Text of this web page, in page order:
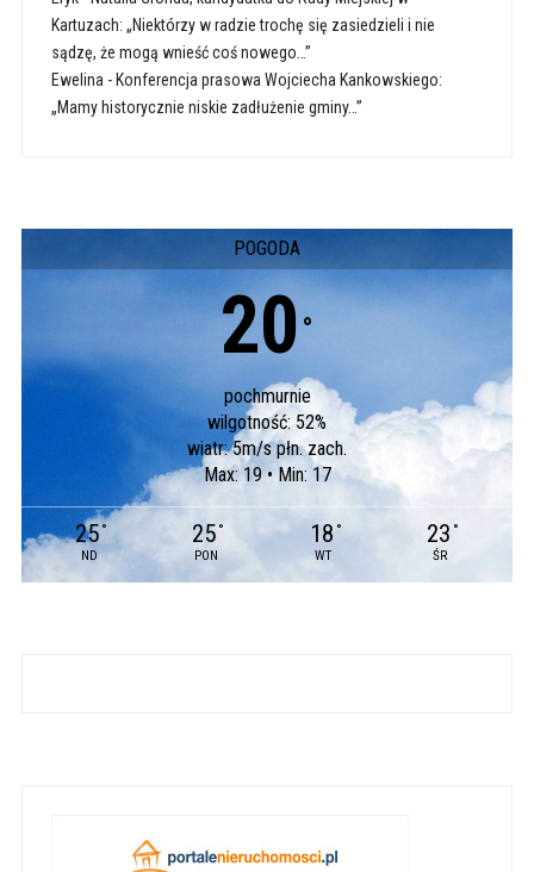
Kartuzach: „Niektórzy w radzie trochę się zasiedzieli i nie
sądzę, że mogą wnieść coś nowego…”
Ewelina - Konferencja prasowa Wojciecha Kankowskiego:
„Mamy historycznie niskie zadłużenie gminy…”
POGODA
20 °
pochmurnie
wilgotność: 52%
wiatr: 5m/s płn. zach.
Max: 19 • Min: 17
25 °
ND
25 °
PON
18 °
WT
23 °
ŚR